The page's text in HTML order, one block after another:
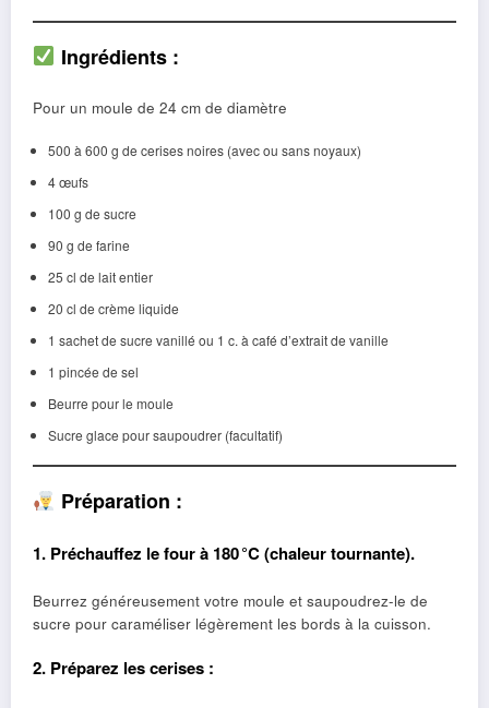
Ingrédients :
Pour un moule de 24 cm de diamètre
500 à 600 g de cerises noires (avec ou sans noyaux)
4 œufs
100 g de sucre
90 g de farine
25 cl de lait entier
20 cl de crème liquide
1 sachet de sucre vanillé ou 1 c. à café d’extrait de vanille
1 pincée de sel
Beurre pour le moule
Sucre glace pour saupoudrer (facultatif)
Préparation :
1. Préchauffez le four à 180 °C (chaleur tournante).
Beurrez généreusement votre moule et saupoudrez-le de
sucre pour caraméliser légèrement les bords à la cuisson.
2. Préparez les cerises :